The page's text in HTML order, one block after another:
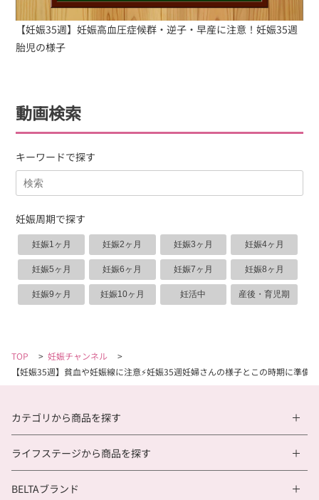
【妊娠35週】妊娠高血圧症候群・逆子・早産に注意！妊娠35週
胎児の様子
動画検索
キーワードで探す
妊娠周期で探す
妊娠1ヶ月 妊娠2ヶ月 妊娠3ヶ月 妊娠4ヶ月
妊娠5ヶ月 妊娠6ヶ月 妊娠7ヶ月 妊娠8ヶ月
妊娠9ヶ月 妊娠10ヶ月 妊活中 産後・育児期
TOP > 妊娠チャンネル
>
【妊娠35週】貧血や妊娠線に注意⚡️妊娠35週妊婦さんの様子とこの時期に準備
カテゴリから商品を探す
ライフステージから商品を探す
BELTAブランド